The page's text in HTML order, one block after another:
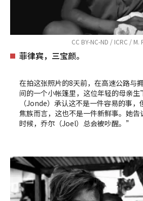
CC BY-NC-ND / ICRC /
菲律宾，三宝颜。
在拍这张照片的8天前，在高速公路与
间的一个小帐篷里，这位年轻的母亲生
（Jonde）承认这不是一件容易的事
焦族而言，这也不是一件新鲜事。她
时候，乔尔（Joel）总会被吵醒。”